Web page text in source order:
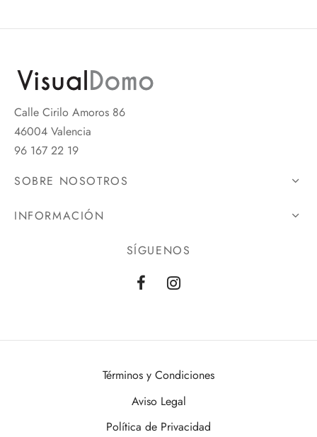
Calle Cirilo Amoros 86
46004 Valencia
96 167 22 19
SOBRE NOSOTROS
INFORMACIÓN
SÍGUENOS
Términos y Condiciones
Aviso Legal
Política de Privacidad